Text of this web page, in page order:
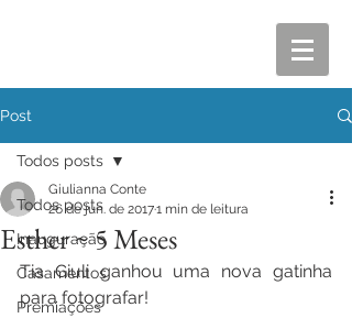
Post
Todos posts
Inauguração
Casamentos
Premiações
Todos posts
Esther ~ 5 Meses
Giulianna Conte
26 de jun. de 20171 min de leitura
Tia Giuli ganhou uma nova gatinha
para fotografar!